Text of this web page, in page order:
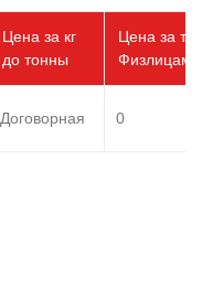
Цена за кг
до тонны
Цена за
Физлицам
Договорная 0